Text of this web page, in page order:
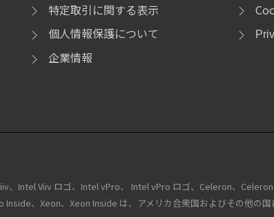
特定取引に関する表示
個人情報保護について
企業情報
Intel Viiv ロゴ、Intel vPro、 Intel vPro ロゴ、Celeron、
、Xeon、Xeon Inside は、アメリカ合衆国およびその他の国